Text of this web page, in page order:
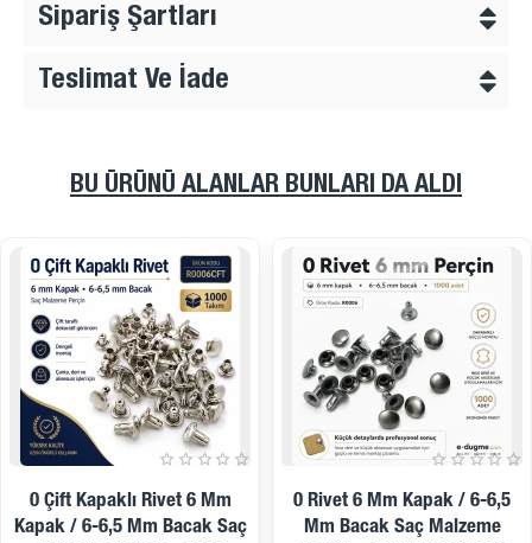
Sipariş Şartları
Teslimat Ve İade
BU ÜRÜNÜ ALANLAR BUNLARI DA ALDI
11 Mm Kapak Standart
Bacak Saç Malzeme Tek
33 Perçin – 7 Mm Çift
Kapaklı Perçin / 7,5 Mm